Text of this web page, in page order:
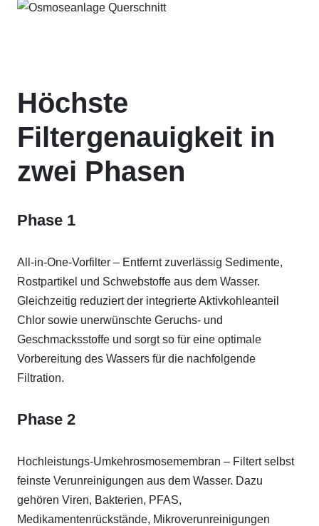
Höchste
Filtergenauigkeit in
zwei Phasen
Phase 1
All-in-One-Vorfilter – Entfernt zuverlässig Sedimente,
Rostpartikel und Schwebstoffe aus dem Wasser.
Gleichzeitig reduziert der integrierte Aktivkohleanteil
Chlor sowie unerwünschte Geruchs- und
Geschmacksstoffe und sorgt so für eine optimale
Vorbereitung des Wassers für die nachfolgende
Filtration.
Phase 2
Hochleistungs-Umkehrosmosemembran – Filtert selbst
feinste Verunreinigungen aus dem Wasser. Dazu
gehören Viren, Bakterien, PFAS,
Medikamentenrückstände, Mikroverunreinigungen